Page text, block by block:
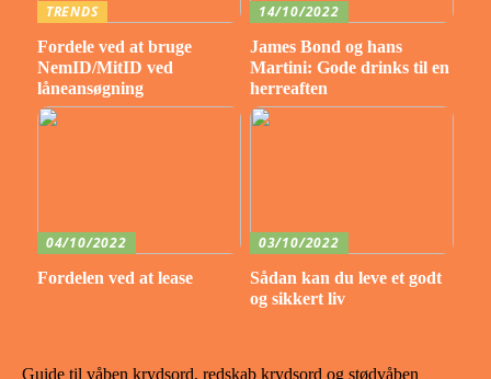
TRENDS
Fordele ved at bruge
NemID/MitID ved
låneansøgning
14/10/2022
James Bond og hans
Martini: Gode drinks til en
herreaften
04/10/2022
Fordelen ved at lease
03/10/2022
Sådan kan du leve et godt
og sikkert liv
Guide til våben krydsord, redskab krydsord og stødvåben